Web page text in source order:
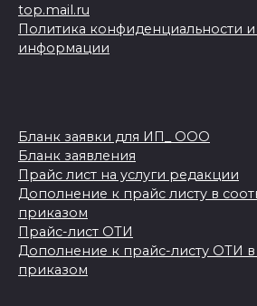
top.mail.ru
Политика конфиденциальности
информации
Бланк заявки для ИП_ ООО
Бланк заявления
Прайс лист на услуги редакции
Дополнение к прайс листу в
приказом
Прайс-лист ОТИ
Дополнение к прайс-листу ОТИ в
приказом